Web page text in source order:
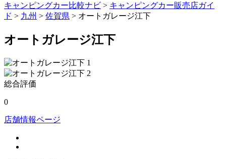
キャンピングカー比較ナビ > キャンピングカー販売店ガイ
ド > 九州 > 佐賀県 > オートガレージ江下
オートガレージ江下
総合評価
0
店舗情報ページ